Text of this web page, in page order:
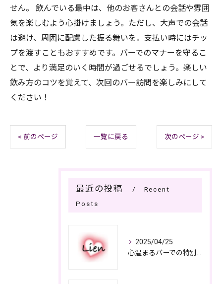
せん。 飲んでいる最中は、他のお客さんとの会話や雰囲
気を楽しむよう心掛けましょう。ただし、大声での会話
は避け、周囲に配慮した振る舞いを。支払い時にはチッ
プを渡すこともおすすめです。バーでのマナーを守るこ
とで、より満足のいく時間が過ごせるでしょう。楽しい
飲み方のコツを覚えて、次回のバー訪問を楽しみにして
ください！
< 前のページ 一覧に戻る 次のページ >
最近の投稿
Recent
Posts
2025/04/25